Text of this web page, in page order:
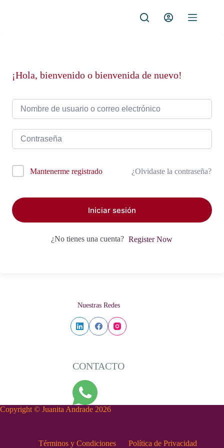
¡Hola, bienvenido o bienvenida de nuevo!
Mantenerme registrado ¿Olvidaste la contraseña?
Iniciar sesión
¿No tienes una cuenta? Register Now
Nuestras Redes
CONTACTO
Copyright © Juanita Andrade 2026
Términos y Condiciones Política de Privacidad